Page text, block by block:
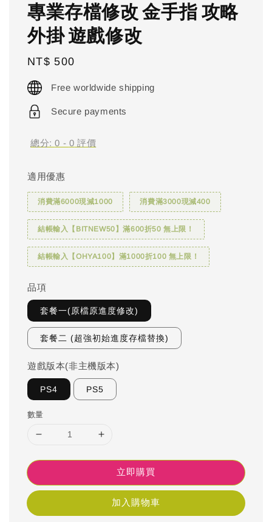
專業存檔修改 金手指 攻略
外掛 遊戲修改
Regular
price
NT$ 500
Free worldwide shipping
Secure payments
總分:0 - 0 評價
適用優惠
消費滿6000現減1000 消費滿3000現減400
結帳輸入【BITNEW50】滿600折50 無上限！
結帳輸入【OHYA100】滿1000折100 無上限！
品項
套餐一(原檔原進度修改)
套餐二 (超強初始進度存檔替換)
遊戲版本(非主機版本)
PS4 PS5
數量
立即購買
加入購物車